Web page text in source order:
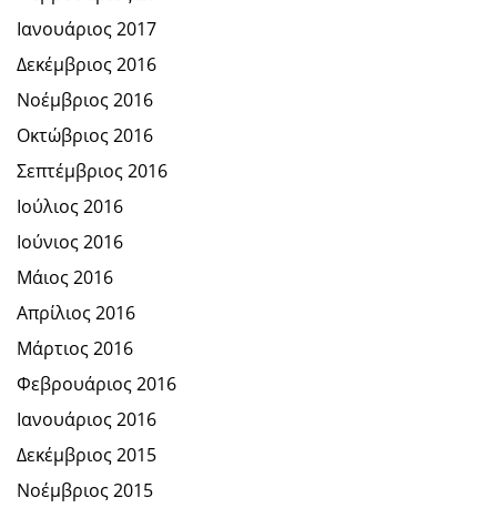
Ιανουάριος 2017
Δεκέμβριος 2016
Νοέμβριος 2016
Οκτώβριος 2016
Σεπτέμβριος 2016
Ιούλιος 2016
Ιούνιος 2016
Μάιος 2016
Απρίλιος 2016
Μάρτιος 2016
Φεβρουάριος 2016
Ιανουάριος 2016
Δεκέμβριος 2015
Νοέμβριος 2015